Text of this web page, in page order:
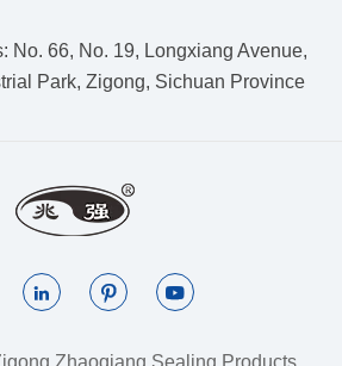
No. 66, No. 19, Longxiang Avenue,
Park, Zigong, Sichuan Province
  